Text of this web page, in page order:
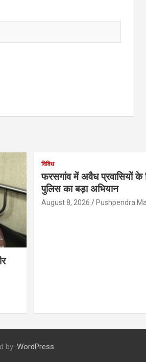
विविध
फरसगांव में अवैध प्रवासियों के
पुलिस का बड़ा अभियान
August 8, 2026 Pushpendra
by: WordPress